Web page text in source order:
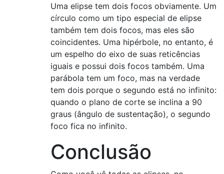
Uma elipse tem dois focos obviamente. Um
círculo como um tipo especial de elipse
também tem dois focos, mas eles são
coincidentes. Uma hipérbole, no entanto, é
um espelho do eixo de suas reticências
iguais e possui dois focos também. Uma
parábola tem um foco, mas na verdade
tem dois porque o segundo está no infinito:
quando o plano de corte se inclina a 90
graus (ângulo de sustentação), o segundo
foco fica no infinito.
Conclusão